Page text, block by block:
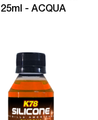
- ACQUA